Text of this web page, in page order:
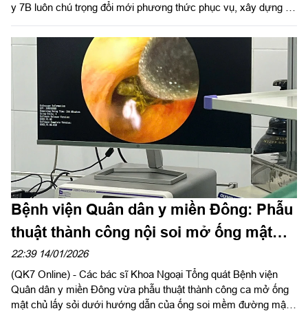
y 7B luôn chú trọng đổi mới phương thức phục vụ, xây dựng và
nhân văn, thể hiện rõ bản chất tốt đẹp của người thầy thuốc
Quân đội. Một trong những mô hình tiêu biểu, có sức lan tỏa
sâu rộng là mô hình “Chiếc nạng 0 đồng”, xuất phát từ chính
thực tiễn điều trị và nhu cầu của người bệnh.
Bệnh viện Quân dân y miền Đông: Phẫu
thuật thành công nội soi mở ống mật
chủ lấy sỏi dưới hướng dẫn của ống soi
mềm
22:39 14/01/2026
(QK7 Online) - Các bác sĩ Khoa Ngoại Tổng quát Bệnh viện
Quân dân y miền Đông vừa phẫu thuật thành công ca mở ống
mật chủ lấy sỏi dưới hướng dẫn của ống soi mềm đường mật